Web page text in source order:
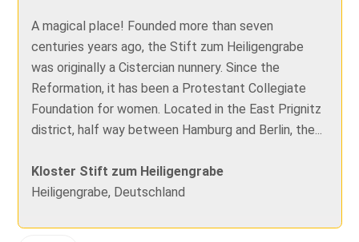
A magical place! Founded more than seven
centuries years ago, the Stift zum Heiligengrabe
was originally a Cistercian nunnery. Since the
Reformation, it has been a Protestant Collegiate
Foundation for women. Located in the East Prignitz
district, half way between Hamburg and Berlin, the...
Kloster Stift zum Heiligengrabe
Heiligengrabe, Deutschland